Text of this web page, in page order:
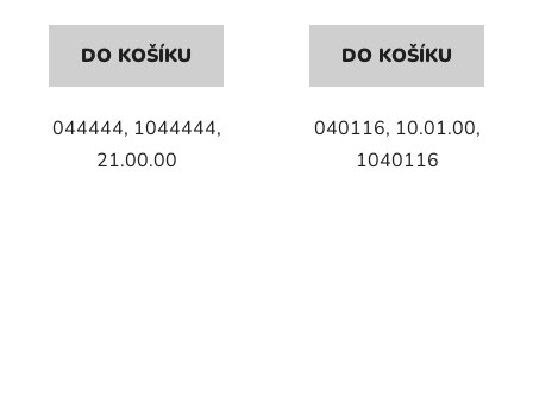
DO KOŠÍKU
044444, 1044444,
21.00.00
DO KOŠÍKU
040116, 10.01.00,
1040116